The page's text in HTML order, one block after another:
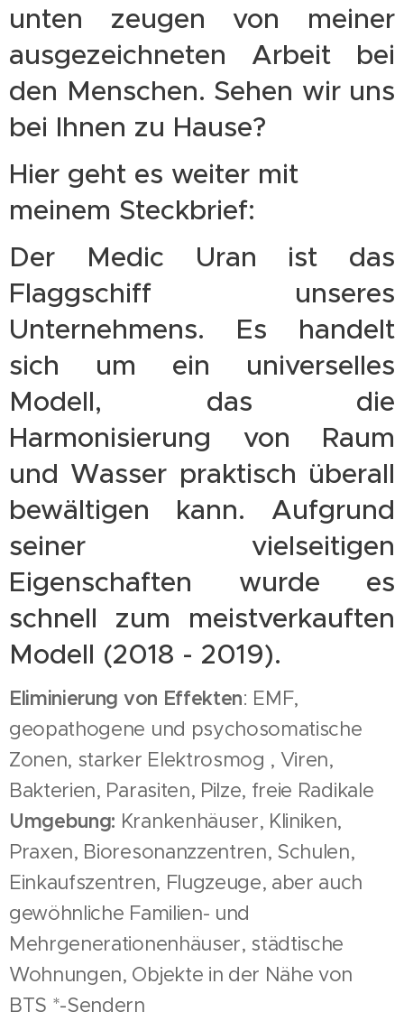
unten zeugen von meiner
ausgezeichneten Arbeit bei
den Menschen. Sehen wir uns
bei Ihnen zu Hause?
Hier geht es weiter mit
meinem Steckbrief:
Der Medic Uran ist das
Flaggschiff unseres
Unternehmens. Es handelt
sich um ein universelles
Modell, das die
Harmonisierung von Raum
und Wasser praktisch überall
bewältigen kann. Aufgrund
seiner vielseitigen
Eigenschaften wurde es
schnell zum meistverkauften
Modell (2018 - 2019).
Eliminierung von Effekten: EMF,
geopathogene und psychosomatische
Zonen, starker Elektrosmog , Viren,
Bakterien, Parasiten, Pilze, freie Radikale
Umgebung: Krankenhäuser, Kliniken,
Praxen, Bioresonanzzentren, Schulen,
Einkaufszentren, Flugzeuge, aber auch
gewöhnliche Familien- und
Mehrgenerationenhäuser, städtische
Wohnungen, Objekte in der Nähe von
BTS *-Sendern